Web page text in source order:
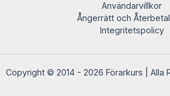
Användarvillkor
Ångerrätt och
Integritetspolicy
Copyright © 2014 - 2026 Förarkurs | Alla